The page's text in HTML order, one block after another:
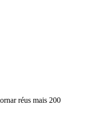
réus mais 200